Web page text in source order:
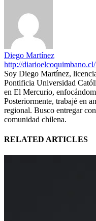
Diego Martínez
http://diarioelcoquimbano.cl/
Soy Diego Martínez,
Pontificia Universidad
en El Mercurio,
Posteriormente, trabajé en
regional. Busco entregar
comunidad chilena.
RELATED ARTICLES